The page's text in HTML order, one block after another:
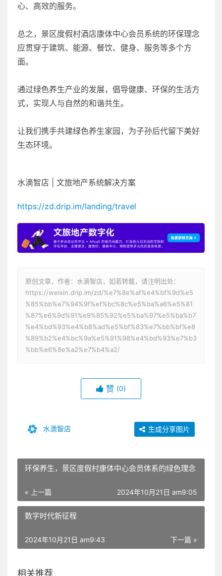
心、高效的服务。
总之，景区度假村酒店康体中心会员系统的环保理念
应贯穿于建筑、能源、餐饮、健身、服务等多个方
面。
通过绿色养生产业的发展，倡导健康、环保的生活方
式，实现人与自然的和谐共生。
让我们携手共建绿色养生家园，为子孙后代留下美好
生态环境。
水滴智店 | 文旅地产系统解决方案
https://zd.drip.im/landing/travel
原创文章，作者：水滴智店，如若转载，请注明出处：
https://weixin.drip.im/zd/%e7%8e%af%e4%bf%9d%e5
%85%bb%e7%94%9f%ef%bc%8c%e5%ba%a6%e5%81
%87%e6%9d%91%e9%85%92%e5%ba%97%e5%ba%b7
%e4%bd%93%e4%b8%ad%e5%bf%83%e7%bb%bf%e8
%89%b2%e4%bc%9a%e5%91%98%e4%bd%93%e7%b3
%bb%e6%8e%a2%e7%b4%a2/
赞 (0)
水滴智店 生成分享图片
环保养生，景区度假村康体中心会员体系的绿色理念
« 上一篇 2024年10月21日 am9:05
数字时代新征程
下一篇 »
2024年10月21日 am9:43
相关推荐